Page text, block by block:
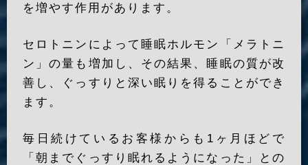
を増やす作用があります。
セロトニンによって睡眠ホルモン「メラトニ
ン」の量も増加し、その結果、睡眠の質が改
善し、ぐっすりと深い眠りを得ることができ
ます。
毎日続けているお客様からも1ヶ月ほどで
「朝までぐっすり眠れるようになった」との